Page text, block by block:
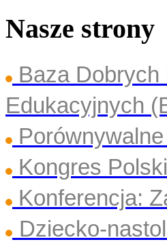
Nasze strony
Baza
Edukacyjnych
Kongres
Konferencja:
Dziecko-